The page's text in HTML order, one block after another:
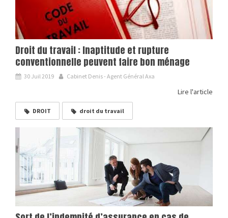
Droit du travail : Inaptitude et rupture
conventionnelle peuvent faire bon ménage
30 Juil 2019 Cabinet Denis - Agent Général Axa
Lire l'article
DROIT droit du travail